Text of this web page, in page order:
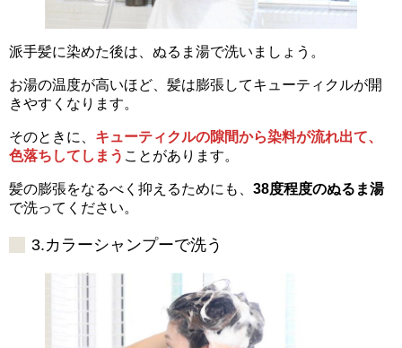
派手髪に染めた後は、ぬるま湯で洗いましょう。
お湯の温度が高いほど、髪は膨張してキューティクルが開
きやすくなります。
そのときに、 キューティクルの隙間から染料が流れ出て、
色落ちしてしまう ことがあります。
髪の膨張をなるべく抑えるためにも、 38度程度のぬるま湯
で洗ってください。
3.カラーシャンプーで洗う